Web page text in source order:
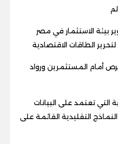
بيئة الاستثمار في مصر
الطاقات الاقتصادية
أمام المستثمرين ورواد
التي تعتمد على البيانات
التقليدية القائمة على